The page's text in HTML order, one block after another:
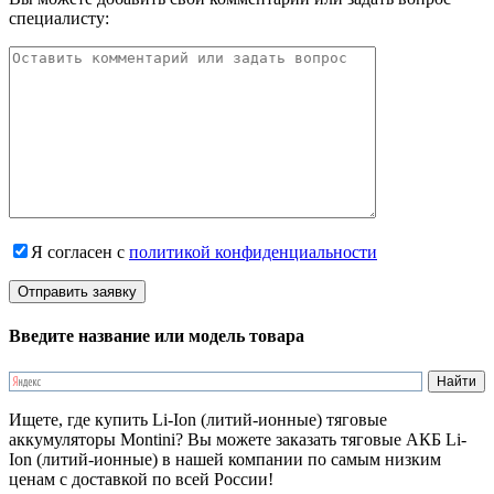
специалисту:
Я согласен с политикой конфиденциальности
Введите название или модель товара
Ищете, где купить Li-Ion (литий-ионные) тяговые
аккумуляторы Montini? Вы можете заказать тяговые АКБ Li-
Ion (литий-ионные) в нашей компании по самым низким
ценам с доставкой по всей России!